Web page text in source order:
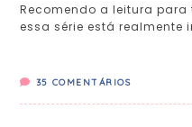
Recomendo a leitura
essa série está realmente
35 COMENTÁRIOS